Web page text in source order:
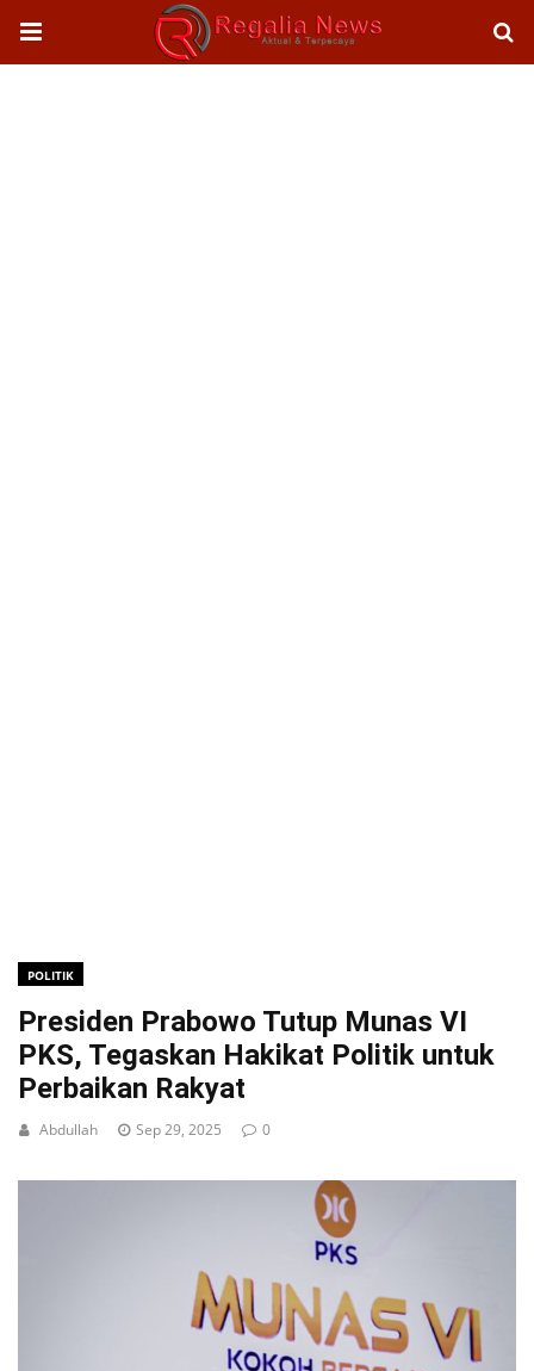
POLITIK
Presiden Prabowo Tutup Munas VI
PKS, Tegaskan Hakikat Politik untuk
Perbaikan Rakyat
Abdullah Sep 29, 2025 0